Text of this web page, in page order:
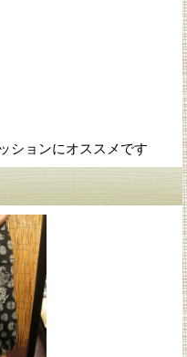
ションにオススメです